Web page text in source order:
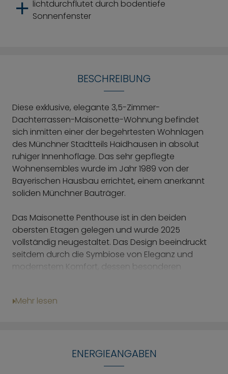
lichtdurchflutet durch bodentiefe
Sonnenfenster
BESCHREIBUNG
Diese exklusive, elegante 3,5-Zimmer-
Dachterrassen-Maisonette-Wohnung befindet
sich inmitten einer der begehrtesten Wohnlagen
des Münchner Stadtteils Haidhausen in absolut
ruhiger Innenhoflage. Das sehr gepflegte
Wohnensembles wurde im Jahr 1989 von der
Bayerischen Hausbau errichtet, einem anerkannt
soliden Münchner Bauträger.
Das Maisonette Penthouse ist in den beiden
obersten Etagen gelegen und wurde 2025
vollständig neugestaltet. Das Design beeindruckt
seitdem durch die Symbiose von Eleganz und
modernstem Komfort, dessen besonderen
organischen Formen, natürliche Materialien und
Sie betreten diese Stiloase über einen
Mehr lesen
ENERGIEANGABEN